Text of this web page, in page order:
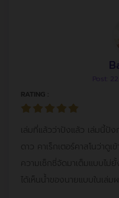
RATING :
เล่มที่แล้วว่าปังแล้ว เล่มนี้ปัง
ดาว คาเร็กเตอร์คาสโนว่าดู
ความเซ็กซี่จัดมาเต็มแบบไม่
ได้เห็นน้ำของนายแบบในเล่